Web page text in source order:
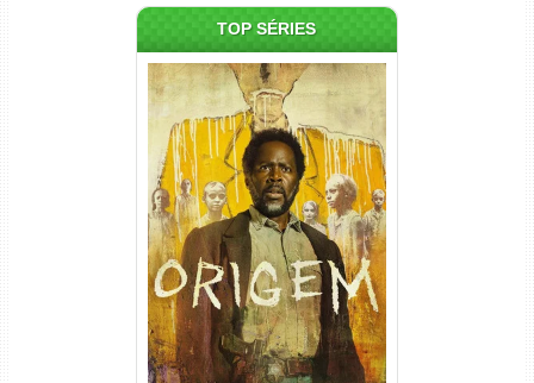
TOP SÉRIES
Origem 4ª Temporada Torrent
(2026) WEB-DL 1080p/4K
Dual Áudio